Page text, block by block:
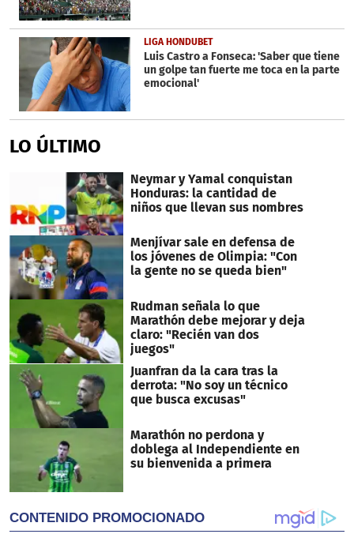
LIGA HONDUBET
Luis Castro a Fonseca: 'Saber que tiene
un golpe tan fuerte me toca en la parte
emocional'
LO ÚLTIMO
Neymar y Yamal conquistan
Honduras: la cantidad de
niños que llevan sus nombres
Menjívar sale en defensa de
los jóvenes de Olimpia: "Con
la gente no se queda bien"
Rudman señala lo que
Marathón debe mejorar y deja
claro: "Recién van dos
juegos"
Juanfran da la cara tras la
derrota: "No soy un técnico
que busca excusas"
Marathón no perdona y
doblega al Independiente en
su bienvenida a primera